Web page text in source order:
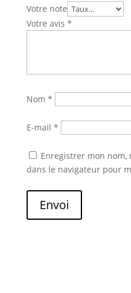
Votre note
Votre avis *
Nom *
E-mail *
Enregistrer mon
dans le navigateur pour
Envoi